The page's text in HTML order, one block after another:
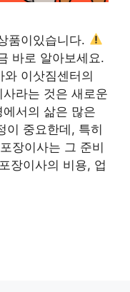
품이있습니다.
바로 알아보세요.
이삿짐센터의
라는 것은 새로운
서의 삶은 많은
이 중요한데, 특히
장이사는 그 준비
장이사의 비용, 업